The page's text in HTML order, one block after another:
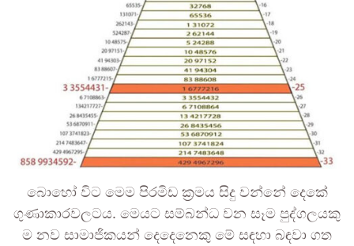
බොහෝ විට මෙම පිරමිඩ ක්‍රමය සිදු වන්නේ දෙකේ
ගුණාකාරවලටය. මෙයට සම්බන්ධ වන සෑම පුද්ගලයකු
ම නව සාමාජිකයන් දෙදෙනෙකු මේ සඳහා බඳවා ගත